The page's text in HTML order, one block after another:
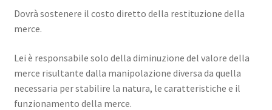
Dovrà sostenere il costo diretto della restituzione della
merce.
Lei è responsabile solo della diminuzione del valore della
merce risultante dalla manipolazione diversa da quella
necessaria per stabilire la natura, le caratteristiche e il
funzionamento della merce.